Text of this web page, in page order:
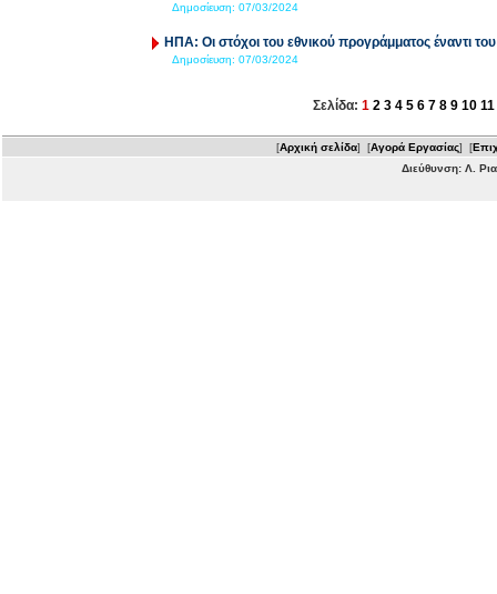
Δημοσίευση: 07/03/2024
ΗΠΑ: Οι στόχοι του εθνικού προγράμματος έναντι
Δημοσίευση: 07/03/2024
Σελίδα: 1 2 3 4 5 6 7 8 9 10 11
[Αρχική σελίδα] [Αγορά Εργασίας] [
Διεύθυνση: Λ.